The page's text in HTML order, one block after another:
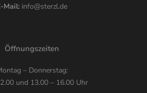
Mail: info@sterzl.de
Öffnungszeiten
– Donnerstag:
und 13.00 – 16.00 Uhr